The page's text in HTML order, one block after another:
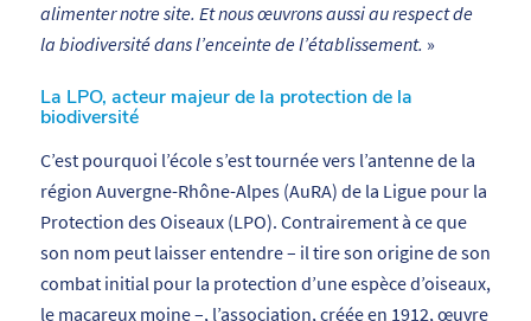
alimenter notre site. Et nous œuvrons aussi au respect de
la biodiversité dans l’enceinte de l’établissement. »
La LPO, acteur majeur de la protection de la
biodiversité
C’est pourquoi l’école s’est tournée vers l’antenne de la
région Auvergne-Rhône-Alpes (AuRA) de la Ligue pour la
Protection des Oiseaux (LPO). Contrairement à ce que
son nom peut laisser entendre – il tire son origine de son
combat initial pour la protection d’une espèce d’oiseaux,
le macareux moine –, l’association, créée en 1912, œuvre